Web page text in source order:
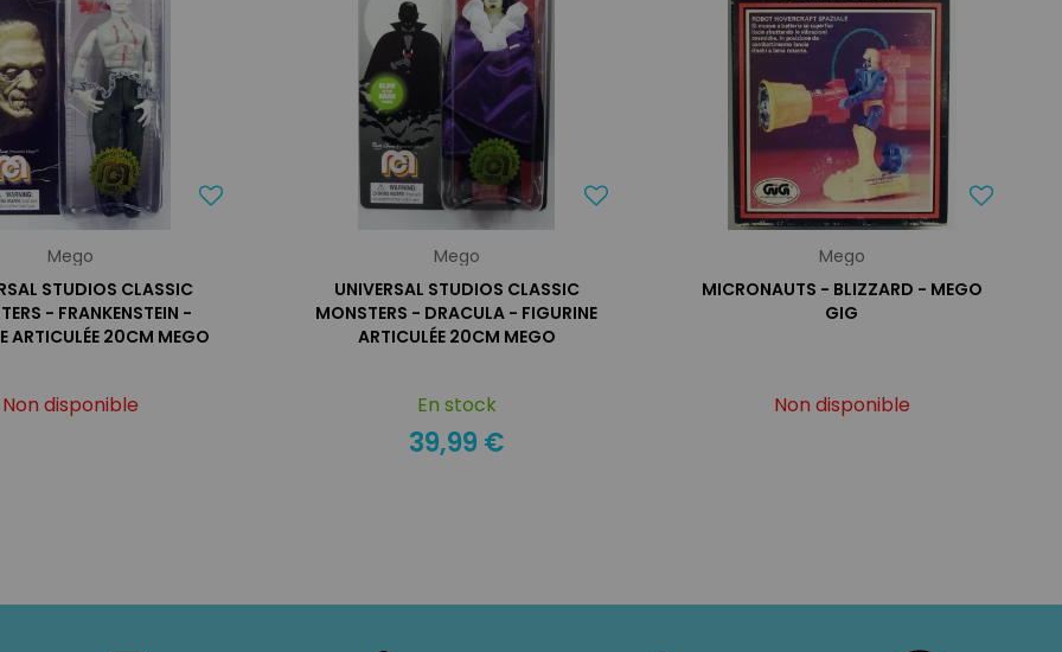
Mego
STUDIOS CLASSIC
- FRANKENSTEIN -
ARTICULÉE 20CM MEGO
Non disponible
Mego
UNIVERSAL STUDIOS CLASSIC
MONSTERS - DRACULA - FIGURINE
ARTICULÉE 20CM MEGO
En stock
39,99 €
Mego
MICRONAUTS - BLIZZARD - MEGO
GIG
Non disponible